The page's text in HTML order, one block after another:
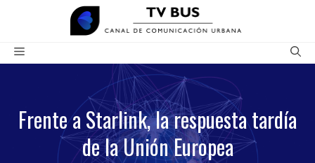
contenido
Menú
Frente a Starlink, la respuesta tardía
de la Unión Europea